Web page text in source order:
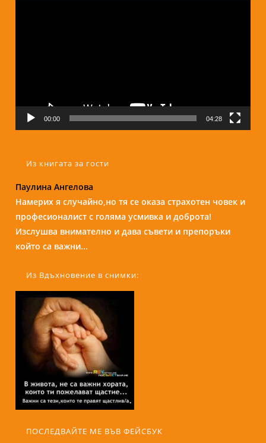
00:00 04:28
Из книгата за гости
Паулина Ангелова
Намерих я случайно,но тя се оказа страхотен човек и
професионалист с голяма усмивка и доброта!
Изслушва внимателно и дава съвети и препоръки
който са важни...
Надежда Б.
Бори е изключителен човек и специалист. С
присъствието и усмивката си те кара да се чувстваш
спокойно и уютно сякаш си на кафе с приятелка....